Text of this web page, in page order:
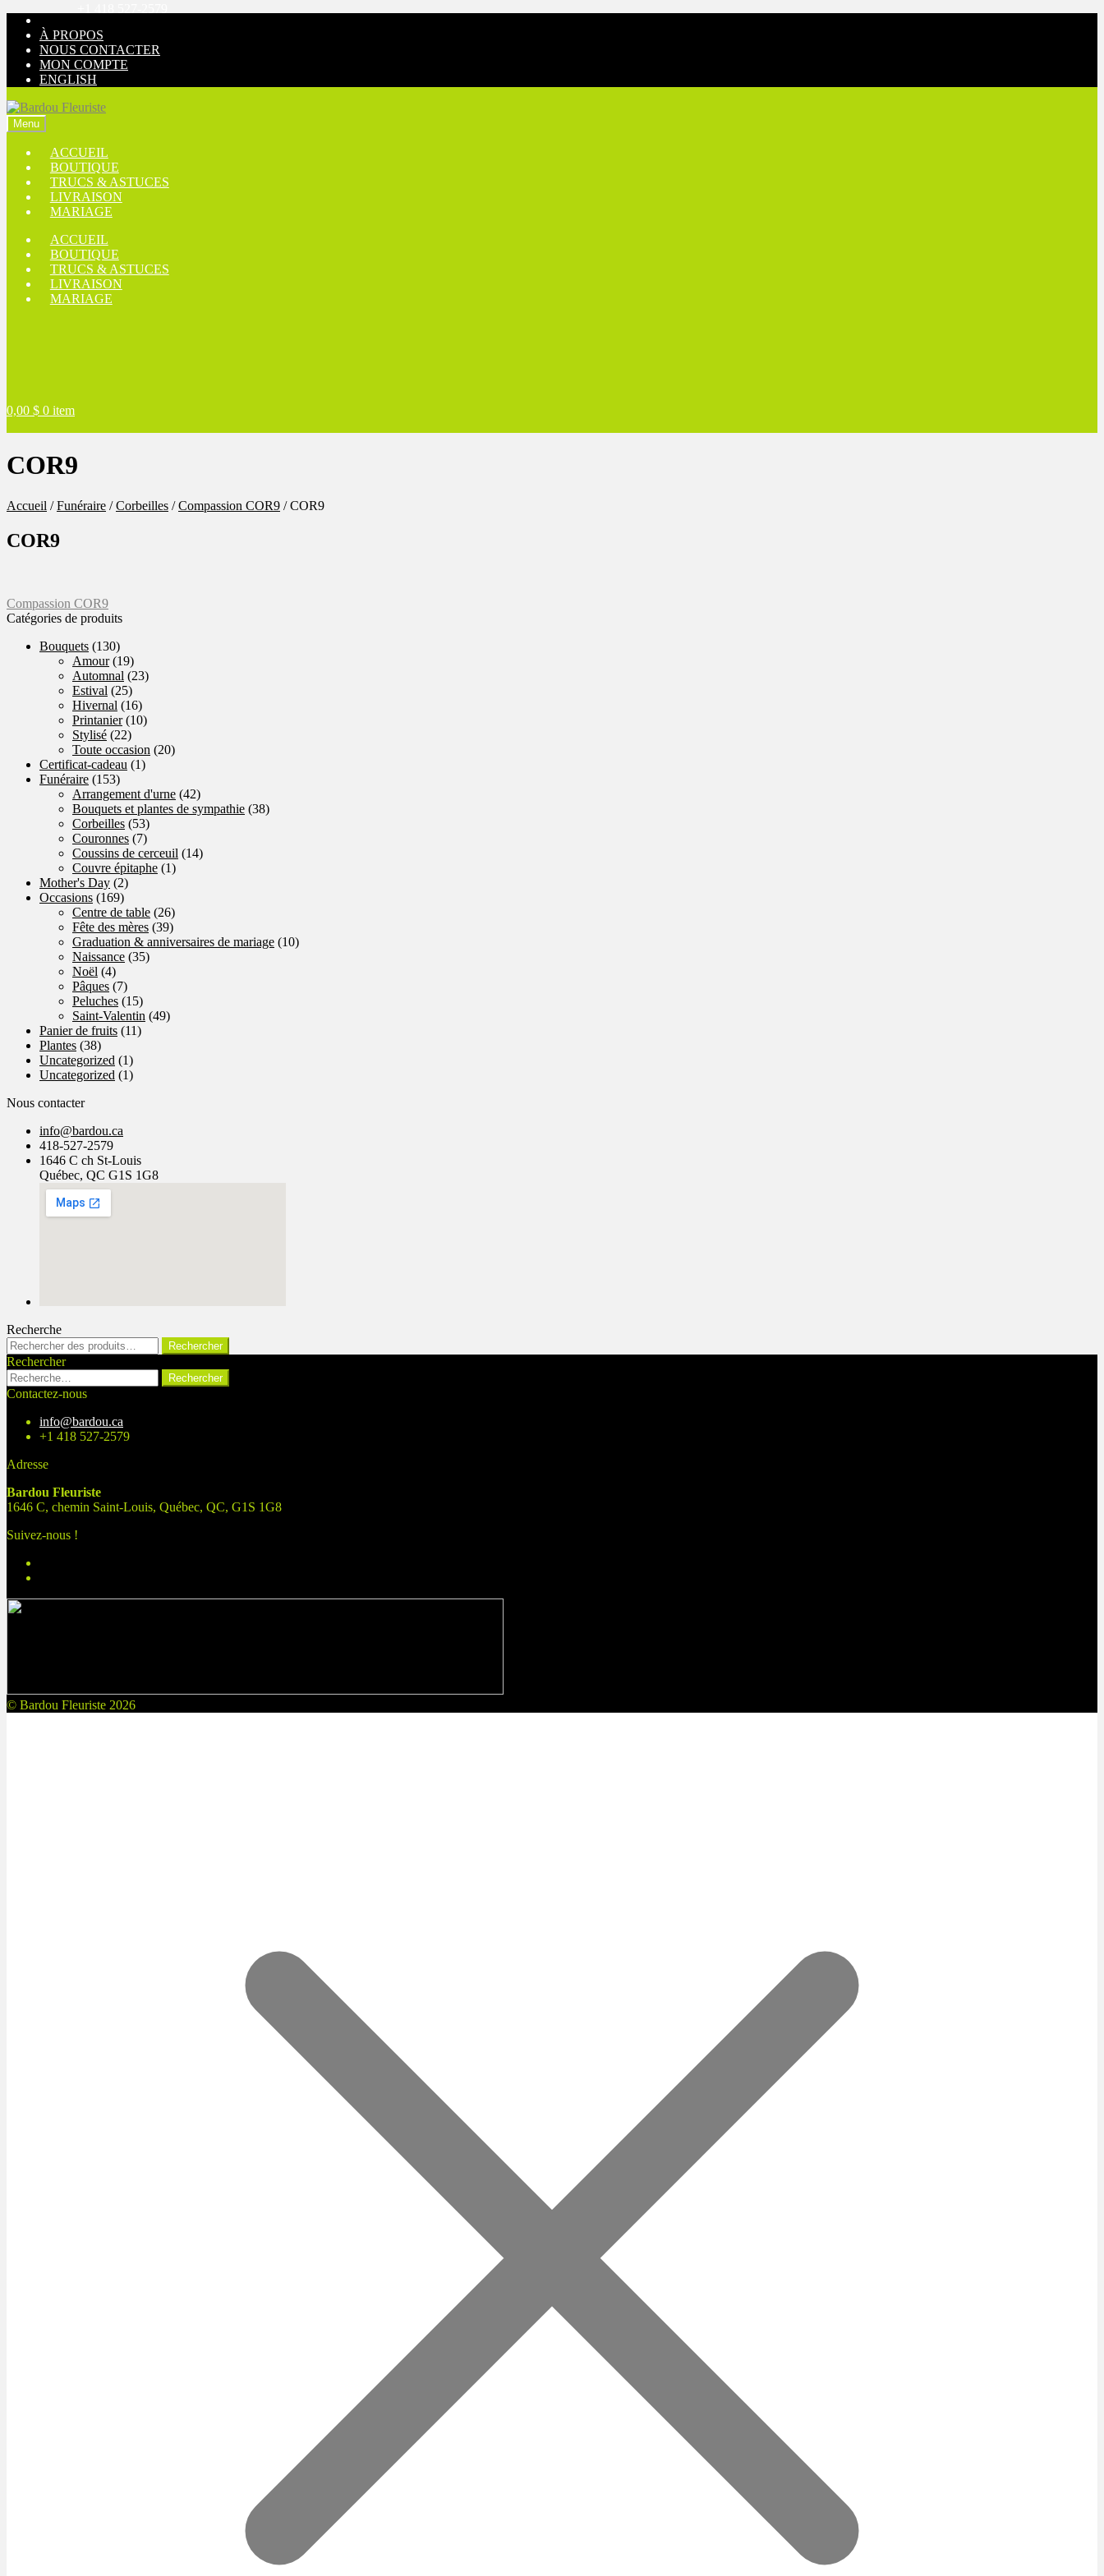
Aller
navigation
Aller
contenu
À PROPOS
NOUS CONTACTER
MON COMPTE
ENGLISH
Menu
ACCUEIL
BOUTIQUE
TRUCS & ASTUCES
LIVRAISON
MARIAGE
ACCUEIL
BOUTIQUE
TRUCS & ASTUCES
LIVRAISON
MARIAGE
0,00 $ 0 item
COR9
Accueil /Funéraire /Corbeilles /Compassion COR9 /COR9
COR9
Navigation
de
l'article
Article
précédent :
Compassion COR9
Catégories de produits
Bouquets (130)
Amour (19)
Automnal (23)
Estival (25)
Hivernal (16)
Printanier (10)
Stylisé (22)
Toute occasion (20)
Certificat-cadeau (1)
Funéraire (153)
Arrangement d'urne (42)
Bouquets et plantes de sympathie (38)
Corbeilles (53)
Couronnes (7)
Coussins de cerceuil (14)
Couvre épitaphe (1)
Mother's Day (2)
Occasions (169)
Centre de table (26)
Fête des mères (39)
Graduation & anniversaires de mariage (10)
Naissance (35)
Noël (4)
Pâques (7)
Peluches (15)
Saint-Valentin (49)
Panier de fruits (11)
Plantes (38)
Uncategorized (1)
Uncategorized (1)
Nous contacter
info@bardou.ca
418-527-2579
1646 C ch St-Louis
Québec, QC G1S 1G8
Recherche
Rechercher :
Rechercher
Rechercher
Rechercher :
Contactez-nous
info@bardou.ca
+1 418 527-2579
Adresse
Bardou Fleuriste
1646 C, chemin Saint-Louis, Québec, QC, G1S 1G8
Suivez-nous !
© Bardou Fleuriste 2026